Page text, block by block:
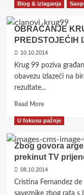
Prekrajanje
na
Balkanu
završeno
about
rezultati
u
BiH
2010.
godine
Blog & izlaganja
OBRAĆANJE
10.10.2014
Krug 99 poziva
obavezu izlazeći na
rezultate...
Read MoreRead
about
KRUGA
POVODOM
IZBORA
U fokusu pažnje
Zbog govora
prekinut TV
08.10.2014
Cristina Fernandez